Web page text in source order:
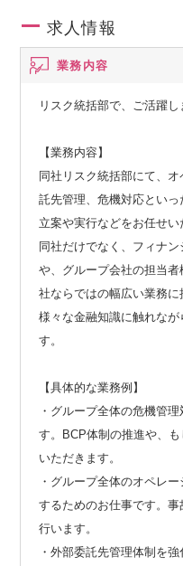
求人情報
業務内容
リスク統括部で、ご活躍し
【業務内容】
同社リスク統括部にて、
託先管理、危機対応とい
立案や実行などをお任せい
同社だけでなく、フィナ
や、グループ会社の担当
社ならではの幅広い業務に
様々な金融知識に触れな
す。
【具体的な業務例】
・グループ全体の危機管
す。BCP体制の推進や、
いただきます。
・グループ全体のオペレ
するためのお仕事です。
行います。
・外部委託先管理体制を